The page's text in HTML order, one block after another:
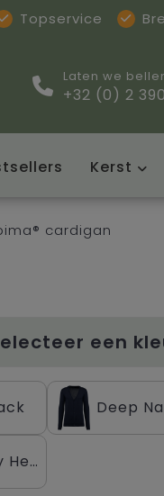
Topservice
Laten we
+32 (0) 2
Kerst
cardigan
een
Grey Heather